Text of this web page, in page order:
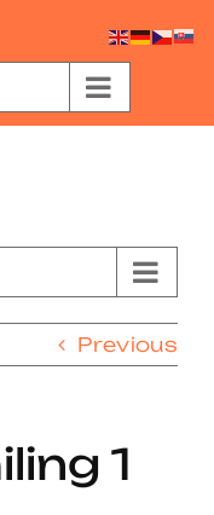
Previous
1